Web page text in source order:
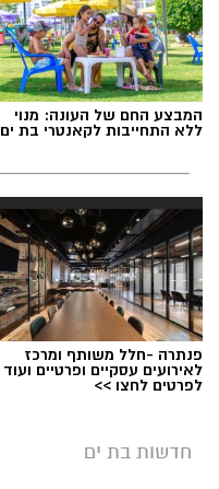
המבצע החם של העונה: מנוי
ללא התחייבות לקאנטרי בת ים
פנתרה -חלל משותף ומרכז
לאירועים עסקיים ופרטיים ועוד
לפרטים לחצו >>
חדשות בת ים